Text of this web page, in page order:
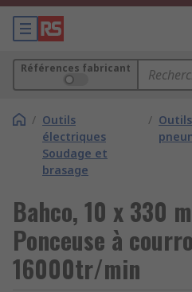
Références fabricant
/ Outils
électriques
Soudage et
brasage
/ Outils
Bahco, 10 x 330
Ponceuse à
16000tr/min